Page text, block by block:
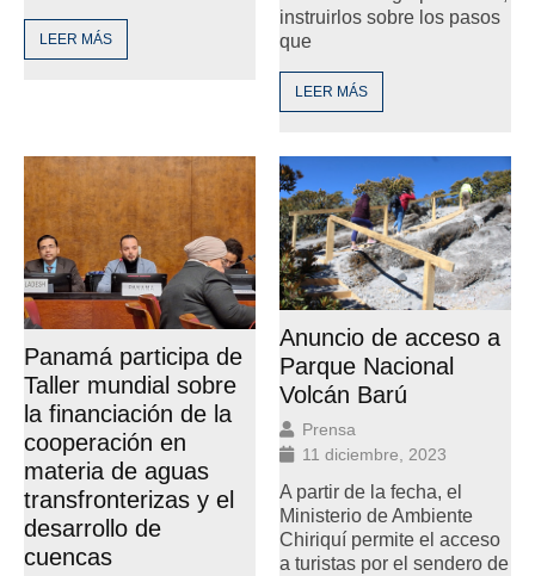
LEER MÁS
instruirlos sobre los pasos
que
LEER MÁS
Panamá participa de
Taller mundial sobre
la financiación de la
cooperación en
materia de aguas
transfronterizas y el
desarrollo de
cuencas
Anuncio de acceso a
Parque Nacional
Volcán Barú
Prensa
11 diciembre, 2023
A partir de la fecha, el
Ministerio de Ambiente
Chiriquí permite el acceso
a turistas por el sendero de